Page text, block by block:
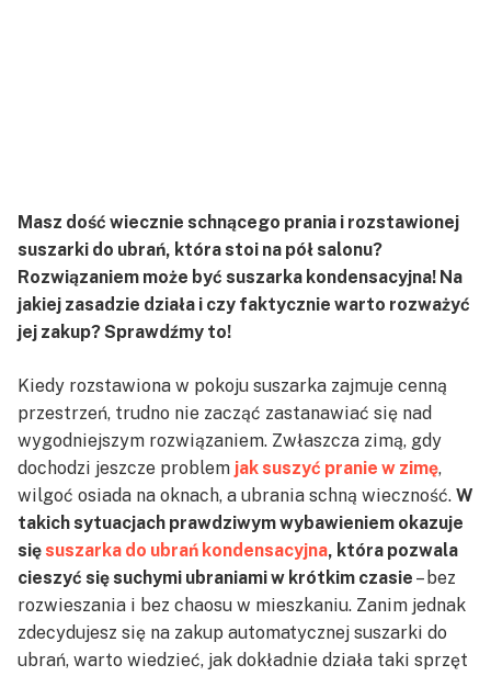
Masz dość wiecznie schnącego prania i rozstawionej
suszarki do ubrań, która stoi na pół salonu?
Rozwiązaniem może być suszarka kondensacyjna! Na
jakiej zasadzie działa i czy faktycznie warto rozważyć
jej zakup? Sprawdźmy to!
Kiedy rozstawiona w pokoju suszarka zajmuje cenną
przestrzeń, trudno nie zacząć zastanawiać się nad
wygodniejszym rozwiązaniem. Zwłaszcza zimą, gdy
dochodzi jeszcze problem jak suszyć pranie w zimę,
wilgoć osiada na oknach, a ubrania schną wieczność. W
takich sytuacjach prawdziwym wybawieniem okazuje
sięsuszarka do ubrań kondensacyjna, która pozwala
cieszyć się suchymi ubraniami w krótkim czasie – bez
rozwieszania i bez chaosu w mieszkaniu. Zanim jednak
zdecydujesz się na zakup automatycznej suszarki do
ubrań, warto wiedzieć, jak dokładnie działa taki sprzęt